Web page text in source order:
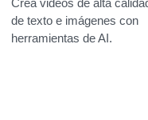
Crea videos de alta
de texto e imágenes con
herramientas de AI.